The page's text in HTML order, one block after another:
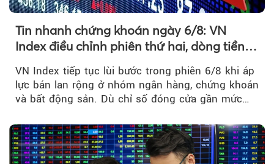
Tin nhanh chứng khoán ngày 6/8: VN
Index điều chỉnh phiên thứ hai, dòng tiền
VN Index tiếp tục lùi bước trong phiên 6/8 khi áp
lực bán lan rộng ở nhóm ngân hàng, chứng khoán
và bất động sản. Dù chỉ số đóng cửa gần mức